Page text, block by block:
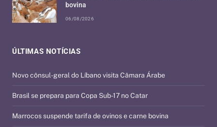
ÚLTIMAS NOTÍCIAS
Novo cônsul-geral do Líbano visita Câmara Árabe
Brasil se prepara para Copa Sub-17 no Catar
Marrocos suspende tarifa de ovinos e carne bovina
bovina
06/08/2026